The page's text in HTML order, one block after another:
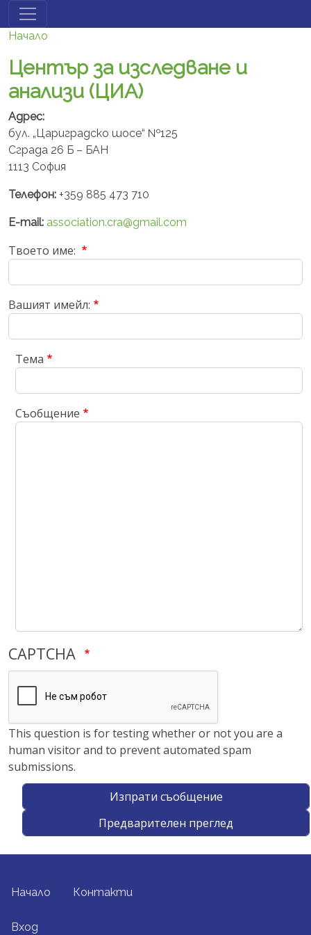
Премини към основното съдържание
Начало
Център за изследване и
анализи (ЦИА)
Адрес:
бул. „Цариградско шосе“ №125
Сграда 26 Б – БАН
1113 София
Телефон: +359 885 473 710
E-mail: association.cra@gmail.com
Твоето име:
Вашият имейл:
Тема
Съобщение
CAPTCHA
This question is for testing whether or not you are a
human visitor and to prevent automated spam
submissions.
FOOTER MENU
Начало Контакти
USER ACCOUNT MENU
Вход